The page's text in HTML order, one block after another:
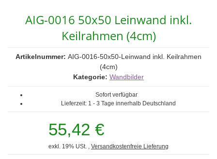
AIG-0016 50x50 Leinwand inkl.
Keilrahmen (4cm)
Artikelnummer: AIG-0016-50x50-Leinwand inkl. Keilrahmen
(4cm)
Kategorie: Wandbilder
Sofort verfügbar
Lieferzeit: 1 - 3 Tage innerhalb Deutschland
55,42 €
exkl. 19% USt. , Versandkostenfreie Lieferung